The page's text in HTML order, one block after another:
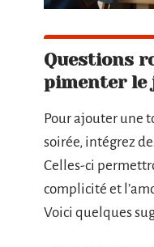
Questions
pimenter le
Pour ajouter une
soirée, intégrez
Celles-ci
complicité et
Voici quelques